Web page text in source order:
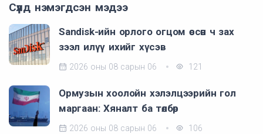
Сүүлд нэмэгдсэн мэдээ
Sandisk-ийн орлого огцом өссөн ч зах
зээл илүү ихийг хүсэв
2026 оны 08 сарын 06 121
Ормузын хоолойн хэлэлцээрийн гол
маргаан: Хяналт ба төлбөр
2026 оны 08 сарын 06 106